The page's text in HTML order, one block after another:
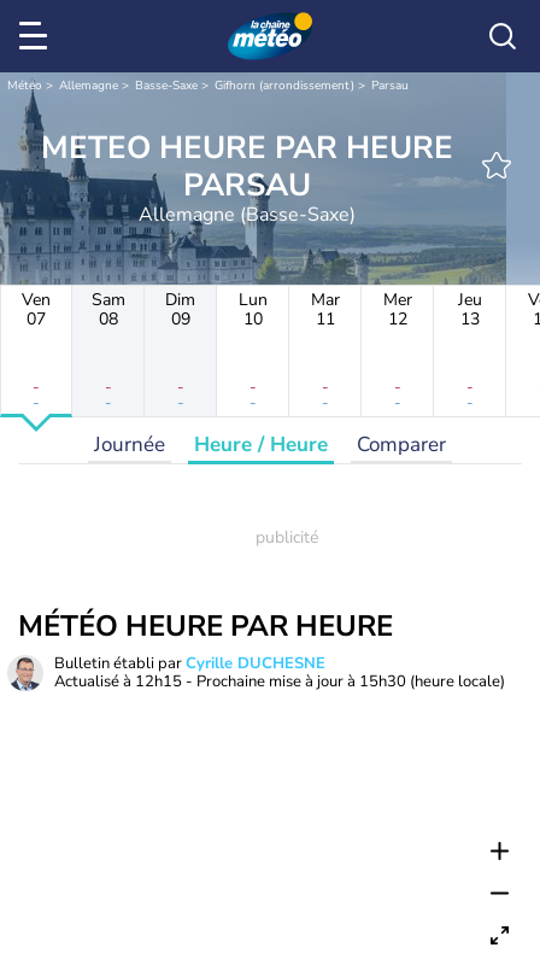
Météo Allemagne Basse-Saxe Gifhorn (arrondissement) Parsau
METEO HEURE PAR HEURE
PARSAU
Allemagne (Basse-Saxe)
Ven
07
-
-
Sam
08
-
-
Dim
09
-
-
Lun
10
-
-
Mar
11
-
-
Mer
12
-
-
Jeu
13
-
-
Journée Heure / Heure Comparer
MÉTÉO HEURE PAR HEURE
Bulletin établi parCyrille DUCHESNE
Actualisé à 12h15 - Prochaine mise à jour à 15h30 (heure locale)